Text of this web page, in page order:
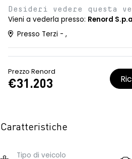
Desideri vedere questa
Vieni a vederla presso: Renord
Presso Terzi - ,
Prezzo Renord
€31.203
Caratteristiche
Tipo di veicolo